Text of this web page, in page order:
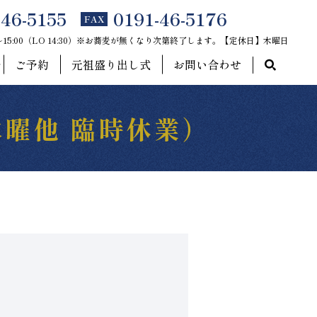
5155 FAX 0191-46-5176
15:00（LO 14:30）※お蕎麦が無くなり次第終了します。【定休日】木曜日
ご予約 元祖盛り出し式 お問い合わせ
他 臨時休業）